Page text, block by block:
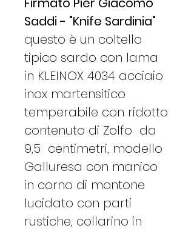
Saddi - "Knife Sardinia"
questo è un coltello
tipico sardo con lama
in KLEINOX 4034 acciaio
inox martensitico
temperabile con ridotto
contenuto di Zolfo da
9,5 centimetri, modello
Galluresa con manico
in corno di montone
lucidato con parti
rustiche, collarino in